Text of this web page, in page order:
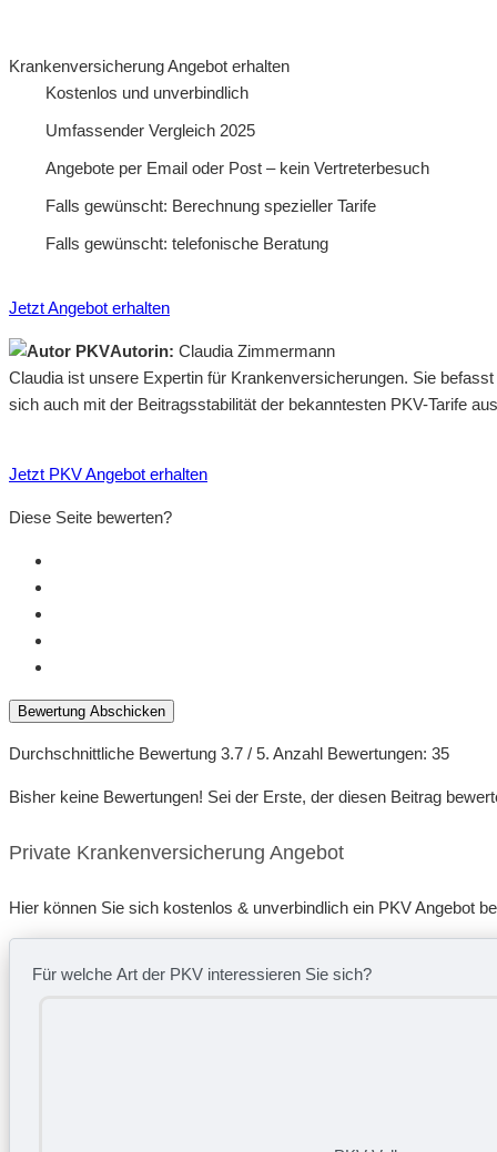
Krankenversicherung Angebot erhalten
Kostenlos und unverbindlich
Umfassender Vergleich 2025
Angebote per Email oder Post – kein Vertreterbesuch
Falls gewünscht: Berechnung spezieller Tarife
Falls gewünscht: telefonische Beratung
Jetzt Angebot erhalten
Autorin: Claudia Zimmermann
Claudia ist unsere Expertin für Krankenversicherungen. Sie
sich auch mit der Beitragsstabilität der bekanntesten PKV-Tarife
Jetzt PKV Angebot erhalten
Diese Seite bewerten?
Bewertung Abschicken
Durchschnittliche Bewertung 3.7 / 5. Anzahl Bewertungen: 35
Bisher keine Bewertungen! Sei der Erste, der diesen Beitrag
Private Krankenversicherung Angebot
Hier können Sie sich kostenlos & unverbindlich ein PKV Angebot
Für welche Art der PKV interessieren Sie sich?